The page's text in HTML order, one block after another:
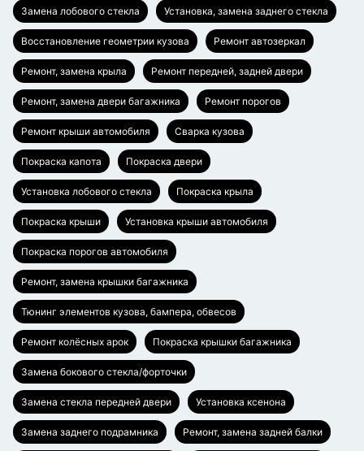
Замена лобового стекла Установка, замена заднего стекла
Восстановление геометрии кузова Ремонт автозеркал
Ремонт, замена крыла Ремонт передней, задней двери
Ремонт, замена двери багажника Ремонт порогов
Ремонт крыши автомобиля Сварка кузова
Покраска капота Покраска двери
Установка лобового стекла Покраска крыла
Покраска крыши Установка крыши автомобиля
Покраска порогов автомобиля
Ремонт, замена крышки багажника
Тюнинг элементов кузова, бампера, обвесов
Ремонт колёсных арок Покраска крышки багажника
Замена бокового стекла/форточки
Замена стекла передней двери Установка ксенона
Замена заднего подрамника Ремонт, замена задней балки